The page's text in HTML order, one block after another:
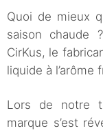
Quoi de mieux
saison chaude
CirKus, le
liquide à l’arôme
Lors de notre
marque s’est